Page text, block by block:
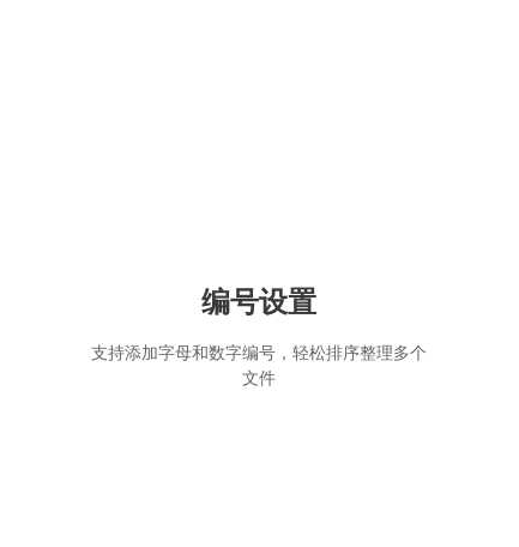
编号设置
支持添加字母和数字编号，轻松排序整理多个
文件